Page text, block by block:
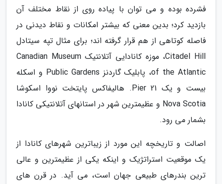
فشرده بوده و می توان با پیاده روی از نقاط مختلف آن
بازدید کرد؛ بدین معنی که بیشتر امکانات و نقاط دیدنی در
فاصله کوتاهی از هم قرار گرفته اند؛ برای مثال تپه سیتادل
Citadel Hill، موزه کانادایی آتلانتیک Canadian Museum
of the Atlantic، پابلیک گاردنز Public Gardens و اسکله
بیست و یک Pier 21. هالیفاکس پایتخت نووا اسکوشا
Nova Scotia و عظیمترین شهر در استانهای آتلانتیکی کانادا
بشمار می رود.
اصالت و تاریخچه این مورد از زیباترین شهرهای کانادا از
یک موقعیت استراتژیک و اینکه یکی از عظیمترین و عالی
ترین بندرهای طبیعی جهان است، می آید. در قرن های